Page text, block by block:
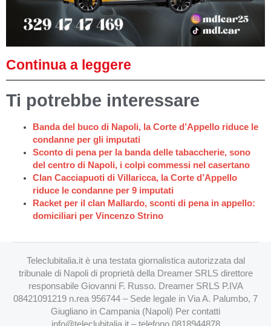
Continua a leggere
Ti potrebbe interessare
Banda del buco di Napoli, la Corte d’Appello riduce le
condanne per gli imputati
Sconto di pena per la banda delle tabaccherie, sono
del centro di Napoli, i colpi commessi nel casertano
Clan Cacciapuoti di Villaricca, la Corte d’Appello
riduce le condanne per 9 imputati
Racket per il clan Mallardo, sconti di pena in appello:
domiciliari per Vincenzo Strino
Teleclubitalia.it è una testata giornalistica autorizzata dal
tribunale di Napoli di proprietà della Dreamer SRLS direttore
responsabile Giovanni F. Russo. Dreamer SRLS P.IVA
08421091219 n.rea 956744 – Sede legale in Via A. Palumbo, 7
Giugliano in Campania (Napoli) Per contatti